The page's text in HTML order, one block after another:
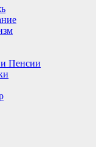
Пенсии